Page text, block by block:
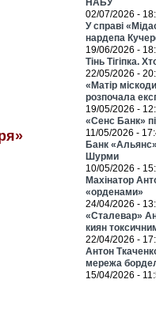
НАБУ
02/07/2026 -
У справі
нардепа
19/06/2026 -
Тінь Тігіпка.
22/05/2026 -
«Матір
розпочала
19/05/2026 -
«Сенс Банк»
11/05/2026 -
Банк
Шурми
10/05/2026 -
Махінатор
«орденами»
24/04/2026 -
«Сталевар»
киян
22/04/2026 -
Антон
мережа
15/04/2026 -